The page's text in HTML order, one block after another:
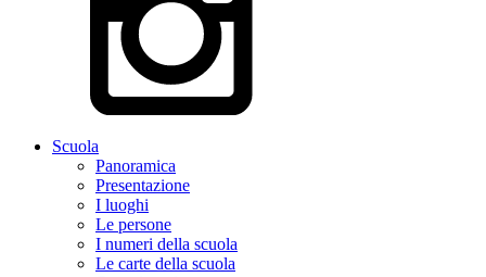
Scuola
Panoramica
Presentazione
I luoghi
Le persone
I numeri della scuola
Le carte della scuola